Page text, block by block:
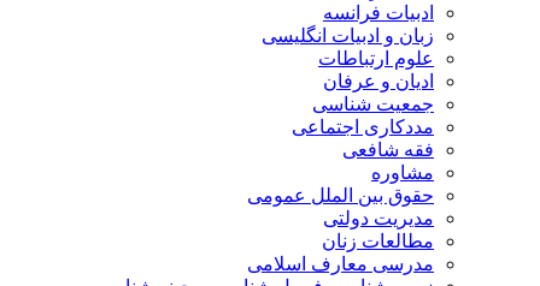
ادبیات فرانسه
زبان و ادبیات انگلیسی
علوم ارتباطات
ادیان و عرفان
جمعیت شناسی
مددکاری اجتماعی
فقه شافعی
مشاوره
حقوق بین الملل عمومی
مدیریت دولتی
مطالعات زنان
مدرسی معارف اسلامی